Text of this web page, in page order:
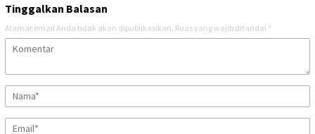
Tinggalkan Balasan
Alamat email Anda tidak akan dipublikasikan. Ruas yang wajib ditandai *